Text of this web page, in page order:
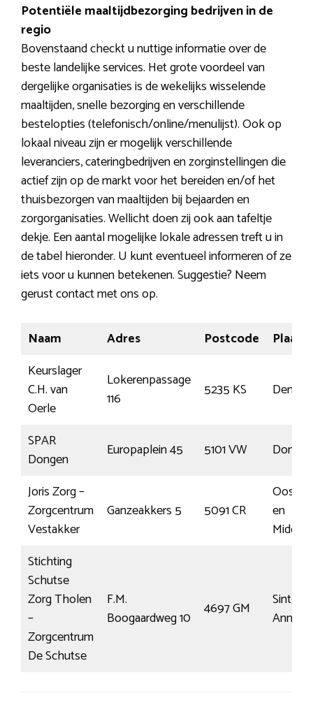
Potentiële maaltijdbezorging bedrijven in de
regio
Bovenstaand checkt u nuttige informatie over de
beste landelijke services. Het grote voordeel van
dergelijke organisaties is de wekelijks wisselende
maaltijden, snelle bezorging en verschillende
bestelopties (telefonisch/online/menulijst). Ook op
lokaal niveau zijn er mogelijk verschillende
leveranciers, cateringbedrijven en zorginstellingen die
actief zijn op de markt voor het bereiden en/of het
thuisbezorgen van maaltijden bij bejaarden en
zorgorganisaties. Wellicht doen zij ook aan tafeltje
dekje. Een aantal mogelijke lokale adressen treft u in
de tabel hieronder. U kunt eventueel informeren of ze
iets voor u kunnen betekenen. Suggestie? Neem
gerust contact met ons op.
Naam Adres Postcode
Plaats
Keurslager
C.H. van
Oerle
Lokerenpassage
116
5235 KS Den
SPAR
Dongen
Europaplein 45 5101 VW
Dongen
Joris Zorg –
Zorgcentrum
Vestakker
Ganzeakkers 5 5091 CR
Oost
en
Stichting
Schutse
Zorg Tholen
–
Zorgcentrum
De Schutse
F.M.
Boogaardweg 10
4697 GM
Sint-